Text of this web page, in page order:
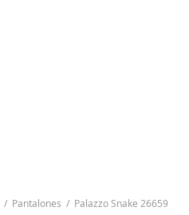
/ Pantalones / Palazzo Snake 26659